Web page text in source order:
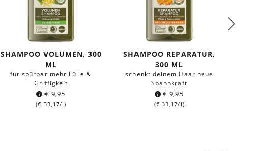
SHAMPOO VOLUMEN, 300
ML
für spürbar mehr Fülle &
Griffigkeit
€ 9,95
(€ 33,17/l)
SHAMPOO REPARATUR,
300 ML
schenkt deinem Haar neue
Spannkraft
€ 9,95
(€ 33,17/l)